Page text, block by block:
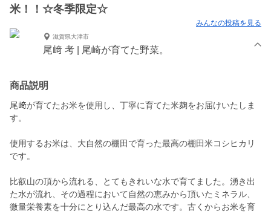
米！！☆冬季限定☆
みんなの投稿を見る
滋賀県大津市
尾﨑 考 | 尾崎が育てた野菜。
商品説明
尾﨑が育てたお米を使用し、丁寧に育てた米麹をお届けいたしま
す。
使用するお米は、大自然の棚田で育った最高の棚田米コシヒカリ
です。
比叡山の頂から流れる、とてもきれいな水で育てました。湧き出
た水が流れ、その過程において自然の恵みから頂いたミネラル、
微量栄養素を十分にとり込んだ最高の水です。古くからお米を育